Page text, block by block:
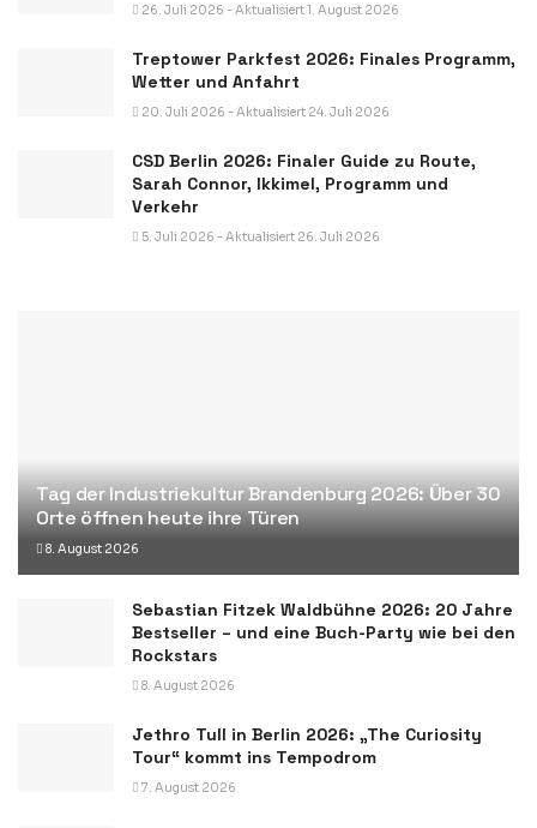
26. Juli 2026 - Aktualisiert 1. August 2026
Treptower Parkfest 2026: Finales Programm,
Wetter und Anfahrt
20. Juli 2026 - Aktualisiert 24. Juli 2026
CSD Berlin 2026: Finaler Guide zu Route,
Sarah Connor, Ikkimel, Programm und
Verkehr
5. Juli 2026 - Aktualisiert 26. Juli 2026
Tag der Industriekultur Brandenburg 2026: Über 30
Orte öffnen heute ihre Türen
8. August 2026
Sebastian Fitzek Waldbühne 2026: 20 Jahre
Bestseller – und eine Buch-Party wie bei den
Rockstars
8. August 2026
Jethro Tull in Berlin 2026: „The Curiosity
Tour“ kommt ins Tempodrom
7. August 2026